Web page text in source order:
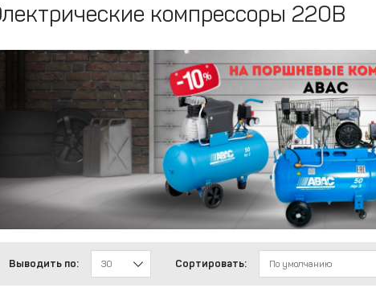
компрессоры 220В
Выводить по: 30 Сортировать: По умолчанию